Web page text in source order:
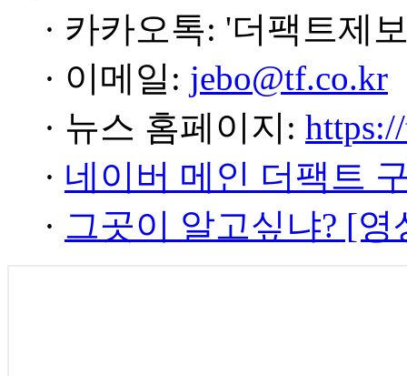
· 카카오톡: '더팩트제
· 이메일: jebo@tf.co.kr
· 뉴스 홈페이지:
· 네이버 메인 더팩트
· 그곳이 알고싶냐? [